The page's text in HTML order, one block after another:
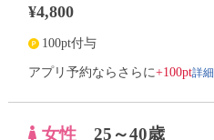
¥4,800
100pt付与
アプリ予約ならさらに+100pt詳細
女性 25～40歳